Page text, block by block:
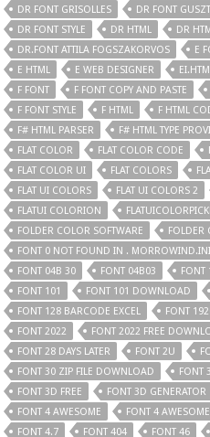
DR FONT GRISOLLES
DR FONT
DR FONT STYLE
DR HTML
DR
DR.FONT ATTILA FOGSZAKORVOS
E
E HTML
E WEB DESIGNER
F FONT
F FONT COPY AND PASTE
F FONT STYLE
F HTML F HTML
F# HTML PARSER
F# HTML TYPE
FLAT COLOR
FLAT COLOR CODE
FLAT COLOR UI
FLAT COLORS
FLAT UI COLORS
FLAT UI COLORS 2
FLATUI COLORION
FOLDER COLOR SOFTWARE
FOLDER
FONT 0 NOT FOUND IN . MORROWIND.INI
FONT 04B 30
FONT 04B03 FONT
FONT 101
FONT 101 DOWNLOAD
FONT 128 BARCODE EXCEL
FONT
FONT 2022
FONT 2022 FREE
FONT 28 DAYS LATER
FONT 2U
FONT 30 ZIP FILE DOWNLOAD
FONT
FONT 3D FREE
FONT 3D GENERATOR
FONT 4 AWESOME
FONT 4
FONT 4.7
FONT 404 FONT 46